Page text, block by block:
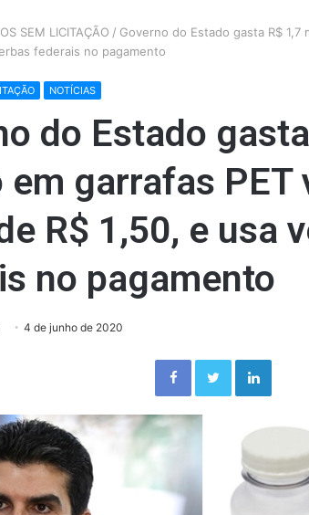
SEM LICITAÇÃO / Governo do Estado gasta R$ 1,7
federais no pagamento
NOTÍCIAS
do Estado
em garrafas PET
R$ 1,50, e usa
no pagamento
4 de junho de 2020
FacebookTwitter